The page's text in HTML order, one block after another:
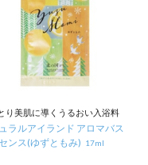
り美肌に導くうるおい入浴料
ラルアイランド アロマバス
ンス(ゆずともみ) 17ml